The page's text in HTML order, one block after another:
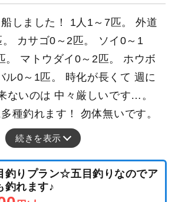
しました！ 1人1～7匹。 外道
カサゴ0～2匹。 ソイ0～1
。 マトウダイ0～2匹。 ホウボ
ル0～1匹。 時化が長くて 週に
ないのは 中々厳しいです…。
種釣れます！ 勿体無いです。
続きを表示
釣りプラン☆五目釣りなのでア
釣れます♪